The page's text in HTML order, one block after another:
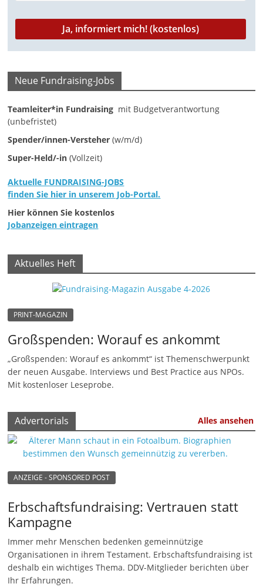
l
a
r
k
t
i
n
g
|
S
e
n
d
|
V
e
r
n
e
|
t
f
t
u
Neue Fundraising-Jobs
Teamleiter*in Fundraising mit Budgetverantwortung
(unbefristet)
Spender/innen-Versteher (w/m/d)
Super-Held/-in (Vollzeit)
Aktuelle FUNDRAISING-JOBS
finden Sie hier in unserem Job-Portal.
Hier können Sie kostenlos
Jobanzeigen eintragen
Aktuelles Heft
PRINT-MAGAZIN
Großspenden: Worauf es ankommt
„Großspenden: Worauf es ankommt“ ist Themenschwerpunkt
der neuen Ausgabe. Interviews und Best Practice aus NPOs.
Mit kostenloser Leseprobe.
Advertorials Alles ansehen
ANZEIGE - SPONSORED POST
Erbschaftsfundraising: Vertrauen statt
Kampagne
Immer mehr Menschen bedenken gemeinnützige
Organisationen in ihrem Testament. Erbschaftsfundraising ist
deshalb ein wichtiges Thema. DDV-Mitglieder berichten über
Ihr Erfahrungen.